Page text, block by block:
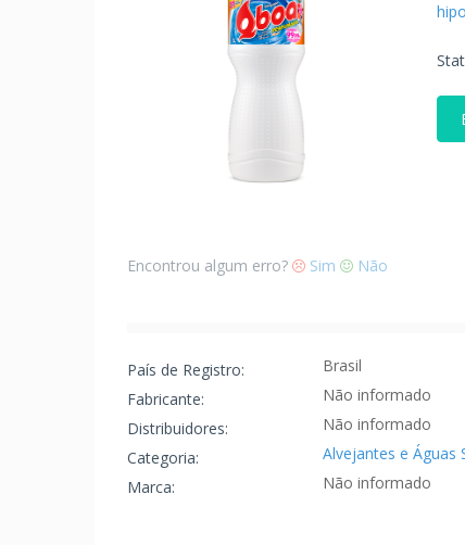
Encontrou algum erro? Sim Não
País de Registro:
Brasil
Fabricante:
Não informado
Distribuidores:
Não informado
Categoria:
Alvejantes e Águas
Marca:
Não informado